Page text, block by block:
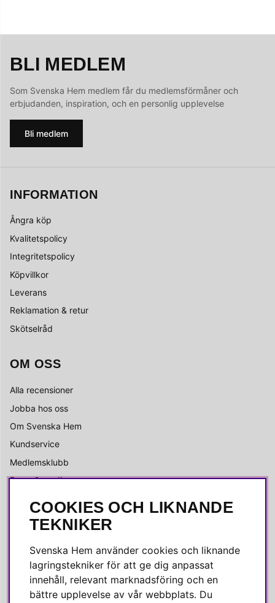
BLI MEDLEM
Som Svenska Hem medlem får du medlemsförmåner och
erbjudanden, inspiration, och en personlig upplevelse
Bli medlem
INFORMATION
Ångra köp
Kvalitetspolicy
Integritetspolicy
Köpvillkor
Leverans
Reklamation & retur
Skötselråd
OM OSS
Alla recensioner
Jobba hos oss
Om Svenska Hem
Kundservice
Medlemsklubb
Press & media
SOCIALA MEDIER
Instagram
Linkedin
COOKIES OCH LIKNANDE
TEKNIKER
Svenska Hem använder cookies och liknande
lagringstekniker för att ge dig anpassat
innehåll, relevant marknadsföring och en
bättre upplevelse av vår webbplats. Du